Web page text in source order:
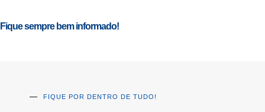
Fique sempre bem informado!
FIQUE POR DENTRO DE TUDO!